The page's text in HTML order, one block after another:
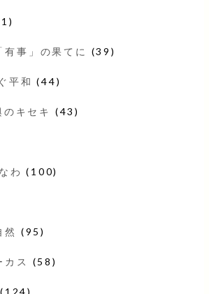
事」の果てに (39)
平和 (44)
キセキ (43)
わ (100)
然 (95)
カス (58)